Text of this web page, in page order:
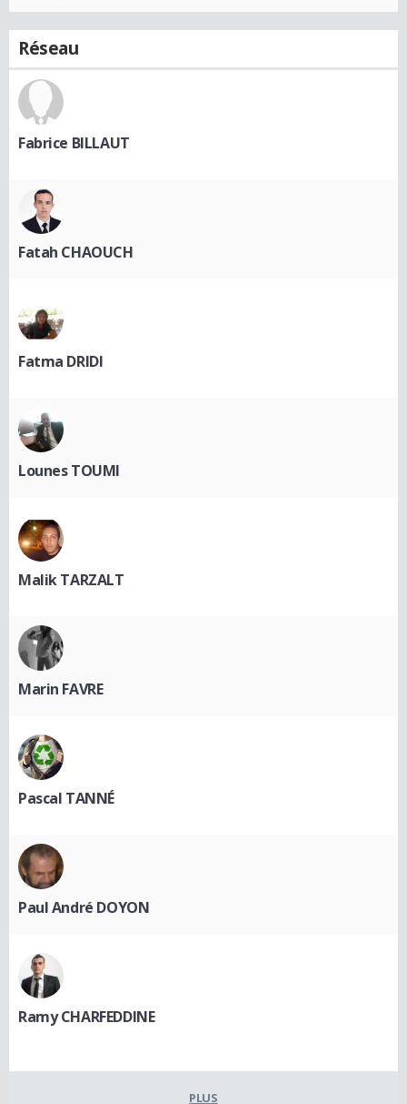
Réseau
Fabrice BILLAUT
Fatah CHAOUCH
Fatma DRIDI
Lounes TOUMI
Malik TARZALT
Marin FAVRE
Pascal TANNÉ
Paul André DOYON
Ramy CHARFEDDINE
PLUS